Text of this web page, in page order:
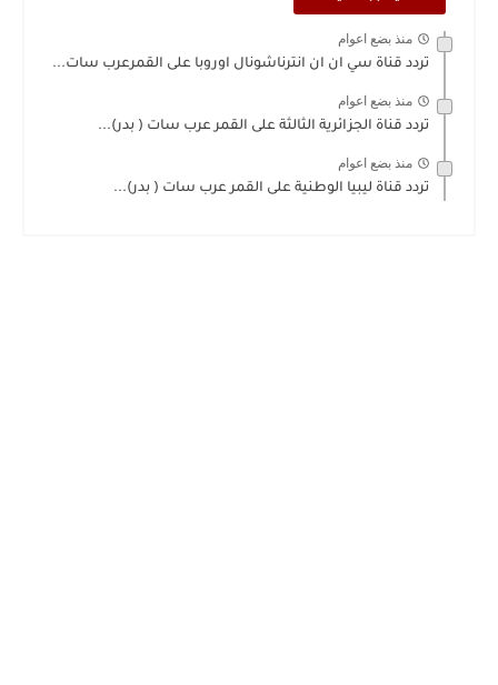
منذ بضع اعوام
تردد قناة سي ان ان انترناشونال اوروبا على القمرعرب سات...
منذ بضع اعوام
تردد قناة الجزائرية الثالثة على القمر عرب سات ( بدر)...
منذ بضع اعوام
تردد قناة ليبيا الوطنية على القمر عرب سات ( بدر)...